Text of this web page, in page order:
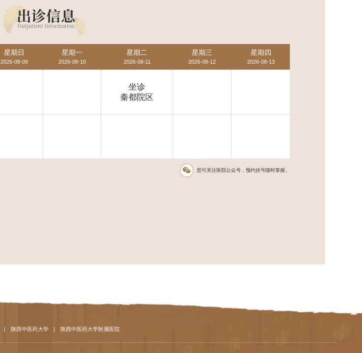
出诊信息
Outpatient Information
星期日
2026-08-09
星期一
2026-08-10
星期二
2026-08-11
星期三
2026-08-12
星期四
2026-08-13
坐诊
秦都院区
您可关注医院公众号，预约挂号随时掌握。
| 陕西中医药大学 | 陕西中医药大学附属医院